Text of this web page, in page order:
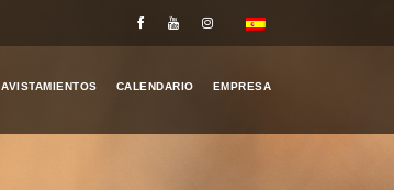
AVISTAMIENTOS CALENDARIO EMPRESA